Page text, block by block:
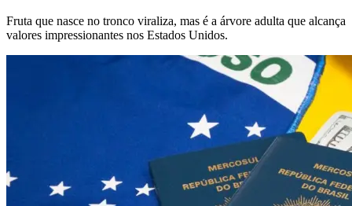
Fruta que nasce no tronco viraliza, mas é a árvore adulta que alcança
valores impressionantes nos Estados Unidos.